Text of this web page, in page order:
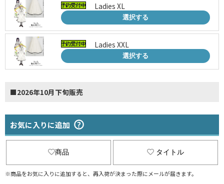
Ladies XL
選択する
Ladies XXL
選択する
■2026年10月下旬販売
お気に入りに追加
商品 タイトル
※商品をお気に入りに追加すると、再入荷が決まった際にメールが届きます。